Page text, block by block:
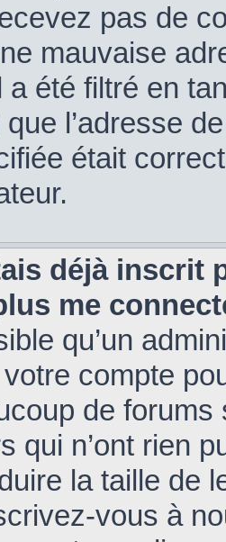
pas de
mauvaise
a été filtré en
l’adresse
était
déjà inscrit
me
qu’un
compte
de
qui n’ont rien
la taille de
vous à